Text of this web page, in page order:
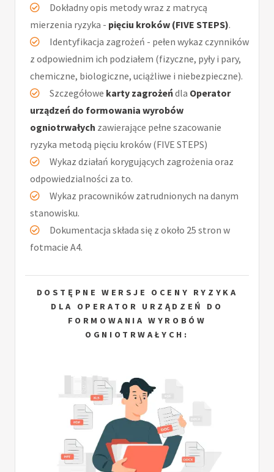
Dokładny opis metody wraz z matrycą
mierzenia ryzyka - pięciu kroków (FIVE STEPS).
Identyfikacja zagrożeń - pełen wykaz czynników
z odpowiednim ich podziałem (fizyczne, pyły i pary,
chemiczne, biologiczne, uciążliwe i niebezpieczne).
Szczegółowe karty zagrożeńdla Operator
urządzeń do formowania wyrobów
ogniotrwałych zawierające pełne szacowanie
ryzyka metodą pięciu kroków (FIVE STEPS)
Wykaz działań korygujących zagrożenia oraz
odpowiedzialności za to.
Wykaz pracowników zatrudnionych na danym
stanowisku.
Dokumentacja składa się z około 25 stron w
fotmacie A4.
DOSTĘPNE WERSJE OCENY RYZYKA
DLA OPERATOR URZĄDZEŃ DO
FORMOWANIA WYROBÓW
OGNIOTRWAŁYCH: